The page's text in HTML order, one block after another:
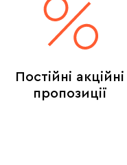
Постійні акційні
пропозиції